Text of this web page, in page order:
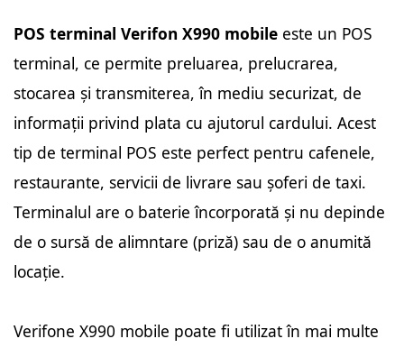
POS terminal Verifon X990 mobile este un POS
terminal, ce permite preluarea, prelucrarea,
stocarea și transmiterea, în mediu securizat, de
informații privind plata cu ajutorul cardului. Acest
tip de terminal POS este perfect pentru cafenele,
restaurante, servicii de livrare sau șoferi de taxi.
Terminalul are o baterie încorporată și nu depinde
de o sursă de alimntare (priză) sau de o anumită
locație.
Verifone X990 mobile poate fi utilizat în mai multe